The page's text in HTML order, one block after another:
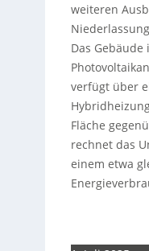
weiteren
Das Gebäude
verfügt über
Fläche
rechnet das
einem etwa